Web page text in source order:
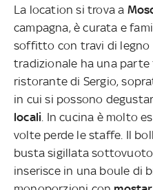
La location si trova a
campagna, è curata e
soffitto con travi di legno
tradizionale ha una
ristorante di Sergio,
in cui si possono
locali. In cucina è molto
volte perde le staffe. Il
busta sigillata
inserisce in una boule di